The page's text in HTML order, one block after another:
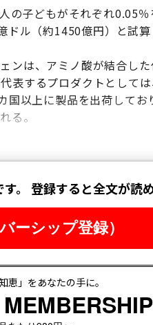
の子どもがそれぞれ0.05
ル（約1450億円）と試算
ンは、アミノ酸が結合し
表するプロダクトとして
以上に製品を出荷してお
る。